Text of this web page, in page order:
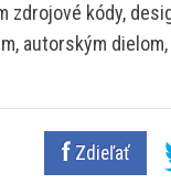
zdrojové kódy,
autorským
Zdieľať